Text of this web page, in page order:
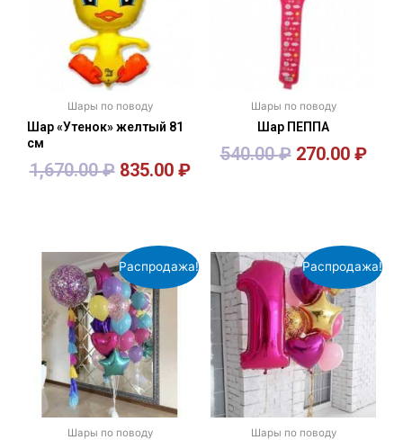
Шары по поводу
Шар «Утенок» желтый 81
см
1,670.00₽ 835.00 ₽
Шары по поводу
Шар ПЕППА
540.00₽ 270.00 ₽
Распродажа!
Шары по поводу
Распродажа!
Шары по поводу